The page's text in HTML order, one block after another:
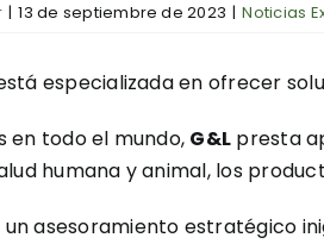
| 13 de septiembre de 2023 | Noticias
especializada en ofrecer
en todo el mundo, G&L presta
humana y animal, los
asesoramiento estratégico